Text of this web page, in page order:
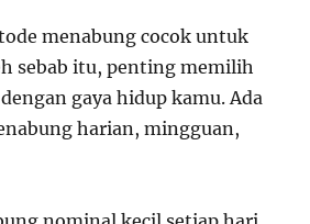
menabung cocok untuk
sebab itu, penting memilih
gaya hidup kamu. Ada
harian, mingguan,